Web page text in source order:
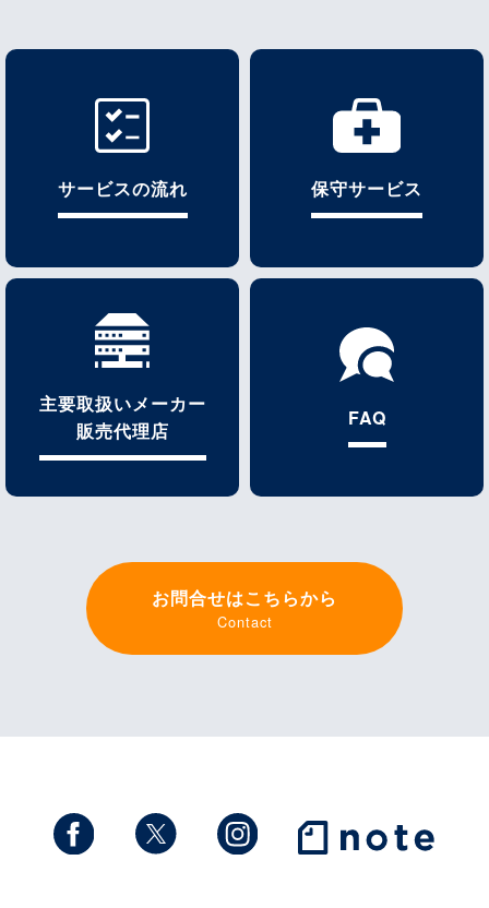
サービスの流れ 保守サービス
主要取扱いメーカー
販売代理店
FAQ
お問合せはこちらから
Contact